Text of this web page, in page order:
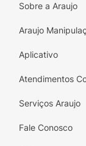
Sobre a Araujo
Araujo
Aplicativo
Atendimentos
Serviços Araujo
Fale Conosco